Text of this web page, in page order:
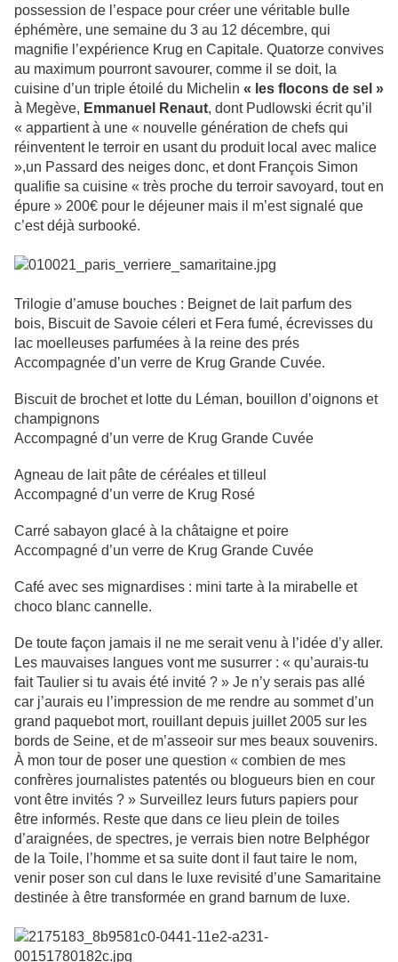
possession de l’espace pour créer une véritable bulle
éphémère, une semaine du 3 au 12 décembre, qui
magnifie l’expérience Krug en Capitale. Quatorze convives
au maximum pourront savourer, comme il se doit, la
cuisine d’un triple étoilé du Michelin « les flocons de sel »
à Megève, Emmanuel Renaut, dont Pudlowski écrit qu’il
« appartient à une « nouvelle génération de chefs qui
réinventent le terroir en usant du produit local avec malice
»,un Passard des neiges donc, et dont François Simon
qualifie sa cuisine « très proche du terroir savoyard, tout en
épure » 200€ pour le déjeuner mais il m’est signalé que
c’est déjà surbooké.
Trilogie d’amuse bouches : Beignet de lait parfum des
bois, Biscuit de Savoie céleri et Fera fumé, écrevisses du
lac moelleuses parfumées à la reine des prés
Accompagnée d’un verre de Krug Grande Cuvée.
Biscuit de brochet et lotte du Léman, bouillon d’oignons et
champignons
Accompagné d’un verre de Krug Grande Cuvée
Agneau de lait pâte de céréales et tilleul
Accompagné d’un verre de Krug Rosé
Carré sabayon glacé à la châtaigne et poire
Accompagné d’un verre de Krug Grande Cuvée
Café avec ses mignardises : mini tarte à la mirabelle et
choco blanc cannelle.
De toute façon jamais il ne me serait venu à l’idée d’y aller.
Les mauvaises langues vont me susurrer : « qu’aurais-tu
fait Taulier si tu avais été invité ? » Je n’y serais pas allé
car j’aurais eu l’impression de me rendre au sommet d’un
grand paquebot mort, rouillant depuis juillet 2005 sur les
bords de Seine, et de m’asseoir sur mes beaux souvenirs.
À mon tour de poser une question « combien de mes
confrères journalistes patentés ou blogueurs bien en cour
vont être invités ? » Surveillez leurs futurs papiers pour
être informés. Reste que dans ce lieu plein de toiles
d’araignées, de spectres, je verrais bien notre Belphégor
de la Toile, l’homme et sa suite dont il faut taire le nom,
venir poser son cul dans le luxe revisité d’une Samaritaine
destinée à être transformée en grand barnum de luxe.